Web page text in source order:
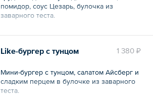
помидор, соус Цезарь, булочка из
заварного теста.
— 6 шт.
Общий вес – 360 г 1 380 ₽
Like-бургер с тунцом
Мини-бургер с тунцом, салатом Айсберг и
сладким перцем в булочке из заварного
теста.